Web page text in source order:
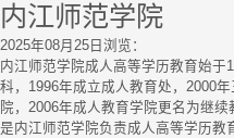
内江师范学院
2025年08月25日 浏览：
内江师范学院成人高等学历教育始
科，1996年成立成人教育处，2000
院，2006年成人教育学院更名为继
是内江师范学院负责成人高等学历教